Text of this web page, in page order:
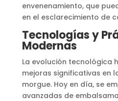
envenenamiento, que
en el esclarecimiento de
Tecnologías y
Modernas
La evolución tecnológica
mejoras significativas en
morgue. Hoy en día, se
avanzadas de